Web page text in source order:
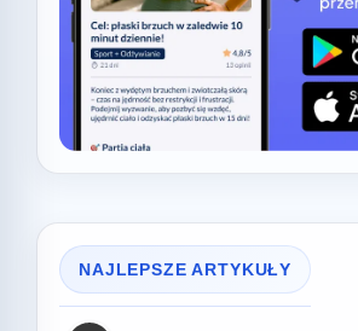
NAJLEPSZE ARTYKUŁY